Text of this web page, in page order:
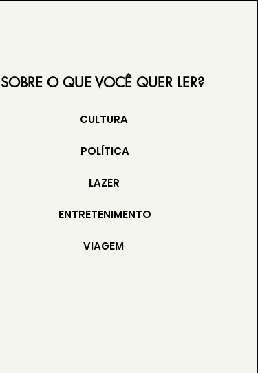
SOBRE O QUE VOCÊ QUER LER?
CULTURA
POLÍTICA
LAZER
ENTRETENIMENTO
VIAGEM